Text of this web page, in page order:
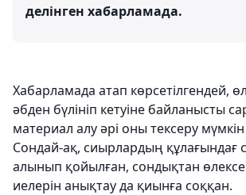
делінген хабарламада.
Хабарламада атап көрсетілгендей,
әбден бүлініп кетуіне байланысты
материал алу әрі оны тексеру
Сондай-ақ, сиырлардың құлағындағ
алынып қойылған, сондықтан
иелерін анықтау да қиынға соққан.